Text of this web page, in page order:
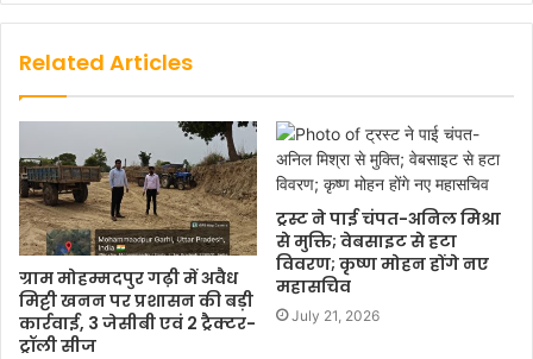
Related Articles
ग्राम मोहम्मदपुर गढ़ी में अवैध
मिट्टी खनन पर प्रशासन की बड़ी
कार्रवाई, 3 जेसीबी एवं 2 ट्रैक्टर-
ट्रॉली सीज
ट्रस्ट ने पाई चंपत-अनिल मिश्रा
से मुक्ति; वेबसाइट से हटा
विवरण; कृष्ण मोहन होंगे नए
महासचिव
July 21, 2026